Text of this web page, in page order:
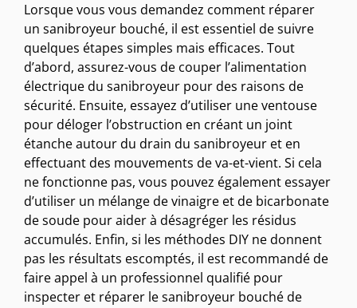
Lorsque vous vous demandez comment réparer
un sanibroyeur bouché, il est essentiel de suivre
quelques étapes simples mais efficaces. Tout
d’abord, assurez-vous de couper l’alimentation
électrique du sanibroyeur pour des raisons de
sécurité. Ensuite, essayez d’utiliser une ventouse
pour déloger l’obstruction en créant un joint
étanche autour du drain du sanibroyeur et en
effectuant des mouvements de va-et-vient. Si cela
ne fonctionne pas, vous pouvez également essayer
d’utiliser un mélange de vinaigre et de bicarbonate
de soude pour aider à désagréger les résidus
accumulés. Enfin, si les méthodes DIY ne donnent
pas les résultats escomptés, il est recommandé de
faire appel à un professionnel qualifié pour
inspecter et réparer le sanibroyeur bouché de